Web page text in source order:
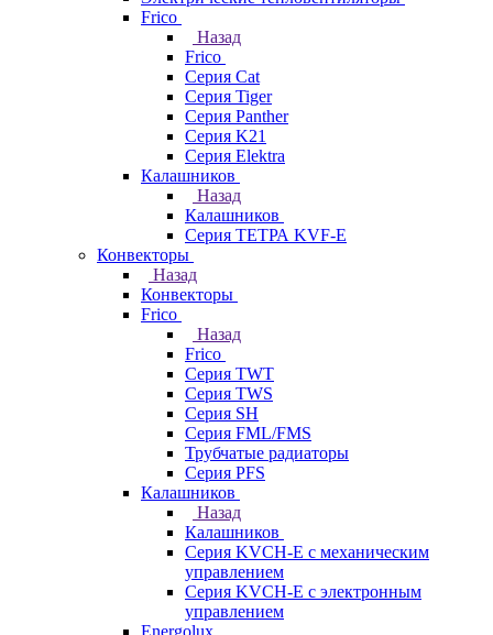
Frico
Назад
Frico
Серия Cat
Серия Tiger
Серия Panther
Серия K21
Серия Elektra
Калашников
Назад
Калашников
Серия ТЕТРА KVF-E
Конвекторы
Назад
Конвекторы
Frico
Назад
Frico
Серия TWT
Серия TWS
Серия SH
Серия FML/FMS
Трубчатые радиаторы
Серия PFS
Калашников
Назад
Калашников
Серия KVCH-E с механическим
управлением
Серия KVCH-E с электронным
управлением
Energolux